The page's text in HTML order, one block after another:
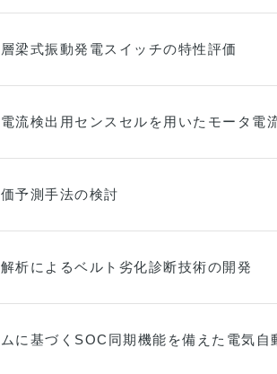
梁式振動発電スイッチの特性評価
流検出用センスセルを用いたモータ電
予測手法の検討
析によるベルト劣化診断技術の開発
に基づくSOC同期機能を備えた電気自